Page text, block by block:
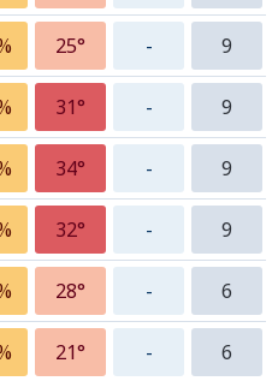
25° - 9
31° - 9
34° - 9
32° - 9
28° - 6
21° - 6